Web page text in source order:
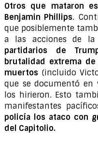
Otros que mataron
Benjamin Phillips.
que posiblemente
a las acciones de la
partidarios de
brutalidad extrema
muertos (incluido
que se documentó en
los hirieron. Esto
manifestantes
policía los ataco con
del Capitolio.